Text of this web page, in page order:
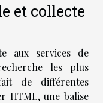
et collecte
aux services de
les plus
de différentes
HTML, une balise